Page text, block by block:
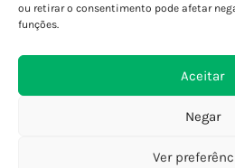
ou retirar o consentimento pode afetar
funções.
Aceitar
Negar
Ver
Encomendas
Devoluções e